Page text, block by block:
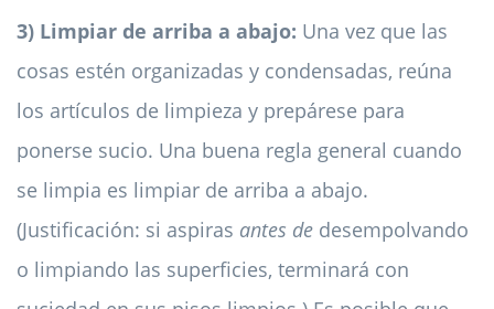
3) Limpiar de arriba a abajo: Una vez que las
cosas estén organizadas y condensadas, reúna
los artículos de limpieza y prepárese para
ponerse sucio. Una buena regla general cuando
se limpia es limpiar de arriba a abajo.
(Justificación: si aspiras antes de desempolvando
o limpiando las superficies, terminará con